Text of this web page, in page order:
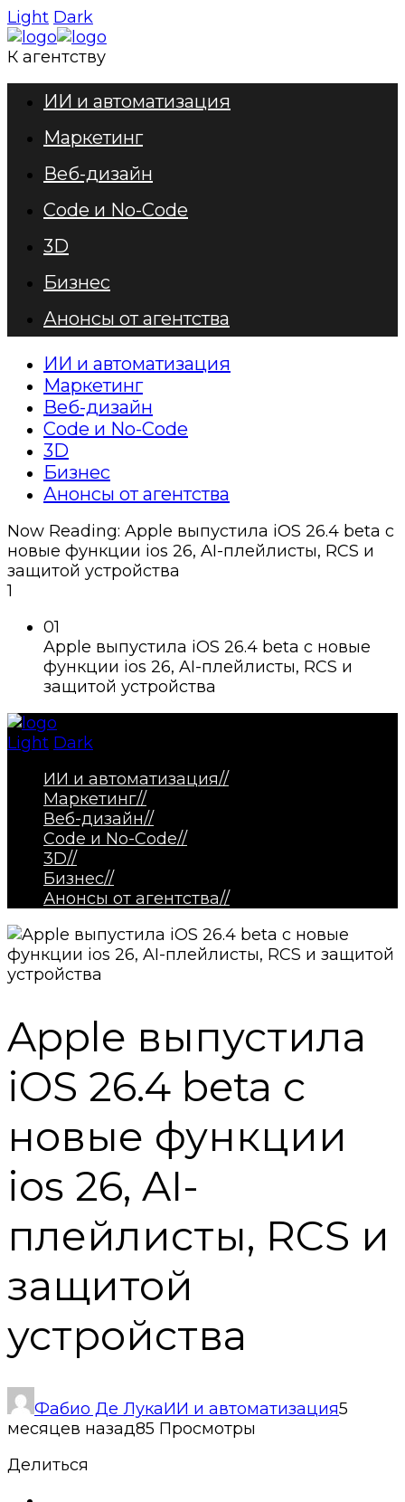
Light Dark
К агентству
ИИ и автоматизация
Маркетинг
Веб-дизайн
Code и No-Code
3D
Бизнес
Анонсы от агентства
ИИ и автоматизация
Маркетинг
Веб-дизайн
Code и No-Code
3D
Бизнес
Анонсы от агентства
Now Reading: Apple выпустила iOS 26.4 beta с
новые функции ios 26, AI-плейлисты, RCS и
защитой устройства
1
01
Apple выпустила iOS 26.4 beta с новые
функции ios 26, AI-плейлисты, RCS и
защитой устройства
Light Dark
ИИ и автоматизация//
Маркетинг//
Веб-дизайн//
Code и No-Code//
3D//
Бизнес//
Анонсы от агентства//
Apple выпустила
iOS 26.4 beta с
новые функции
ios 26, AI-
плейлисты, RCS и
защитой
устройства
Фабио Де ЛукаИИ и автоматизация5
месяцев назад85 Просмотры
Делиться